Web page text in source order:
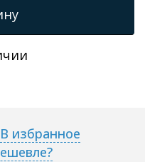
В избранное